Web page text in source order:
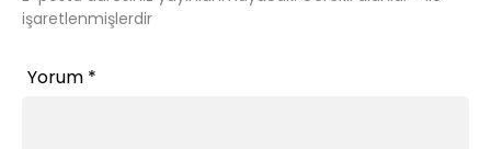
işaretlenmişlerdir
Yorum *